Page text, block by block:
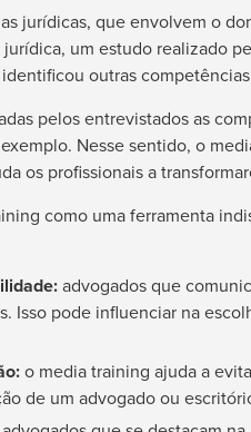
jurídicas, que envolvem o
um estudo realizado
outras
pelos entrevistados as
Nesse sentido, o
os profissionais a
como uma ferramenta
advogados que
Isso pode influenciar na
o media training ajuda a
de um advogado ou